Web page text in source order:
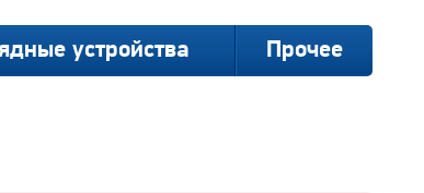
устройства Прочее